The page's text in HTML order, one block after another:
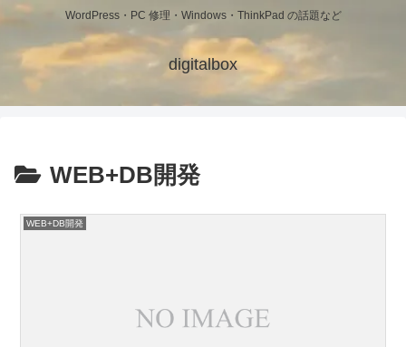
WordPress・PC 修理・Windows・ThinkPad の話題など
digitalbox
WEB+DB開発
WEB+DB開発